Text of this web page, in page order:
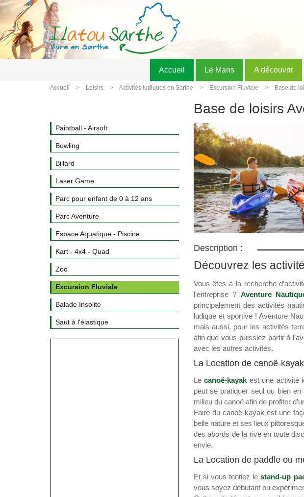
Accueil Le Mans A découvrir
Accueil Loisirs Activités ludiques en Sarthe Excursion Fluviale Base de
Base de loisirs
Description :
Découvrez les
Vous êtes à la recherche
l’entreprise ? Aventure
principalement des activités
ludique et sportive ! Aventure
mais aussi, pour les activités
afin que vous puissiez partir à
avec les autres activités.
La Location de canoë-kayak
Lecanoë-kayak est une activité
peut se pratiquer seul ou bien
milieu du canoë afin de profiter
Faire du canoë-kayak est une
belle nature et ses lieux
des abords de la rive en toute
envie.
La Location de paddle ou
Et si vous tentiez lestand-up
vous soyez débutant ou
Paintball - Airsoft
Bowling
Billard
Laser Game
Parc pour enfant de 0 à 12 ans
Parc Aventure
Espace Aquatique - Piscine
Kart - 4x4 - Quad
Zoo
Excursion Fluviale
Balade Insolite
Saut à l'élastique